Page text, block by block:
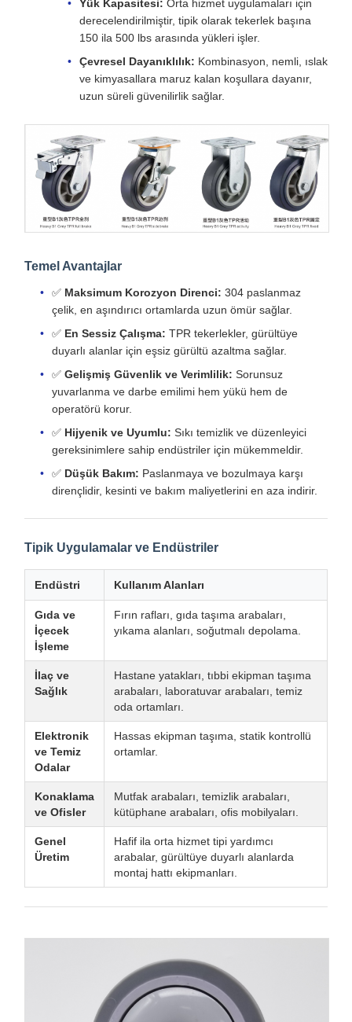
Yük Kapasitesi: Orta hizmet uygulamaları için
derecelendirilmiştir, tipik olarak tekerlek başına
150 ila 500 lbs arasında yükleri işler.
Çevresel Dayanıklılık: Kombinasyon, nemli, ıslak
ve kimyasallara maruz kalan koşullara dayanır,
uzun süreli güvenilirlik sağlar.
Temel Avantajlar
✅ Maksimum Korozyon Direnci: 304 paslanmaz
çelik, en aşındırıcı ortamlarda uzun ömür sağlar.
✅ En Sessiz Çalışma: TPR tekerlekler, gürültüye
duyarlı alanlar için eşsiz gürültü azaltma sağlar.
✅ Gelişmiş Güvenlik ve Verimlilik: Sorunsuz
yuvarlanma ve darbe emilimi hem yükü hem de
operatörü korur.
✅ Hijyenik ve Uyumlu: Sıkı temizlik ve düzenleyici
gereksinimlere sahip endüstriler için mükemmeldir.
✅ Düşük Bakım: Paslanmaya ve bozulmaya karşı
dirençlidir, kesinti ve bakım maliyetlerini en aza indirir.
Tipik Uygulamalar ve Endüstriler
Endüstri Kullanım Alanları
Gıda ve
İçecek
İşleme
Fırın rafları, gıda taşıma arabaları,
yıkama alanları, soğutmalı depolama.
İlaç ve
Sağlık
Hastane yatakları, tıbbi ekipman taşıma
arabaları, laboratuvar arabaları, temiz
oda ortamları.
Elektronik
ve Temiz
Odalar
Hassas ekipman taşıma, statik kontrollü
ortamlar.
Konaklama
ve Ofisler
Mutfak arabaları, temizlik arabaları,
kütüphane arabaları, ofis mobilyaları.
Genel
Üretim
Hafif ila orta hizmet tipi yardımcı
arabalar, gürültüye duyarlı alanlarda
montaj hattı ekipmanları.